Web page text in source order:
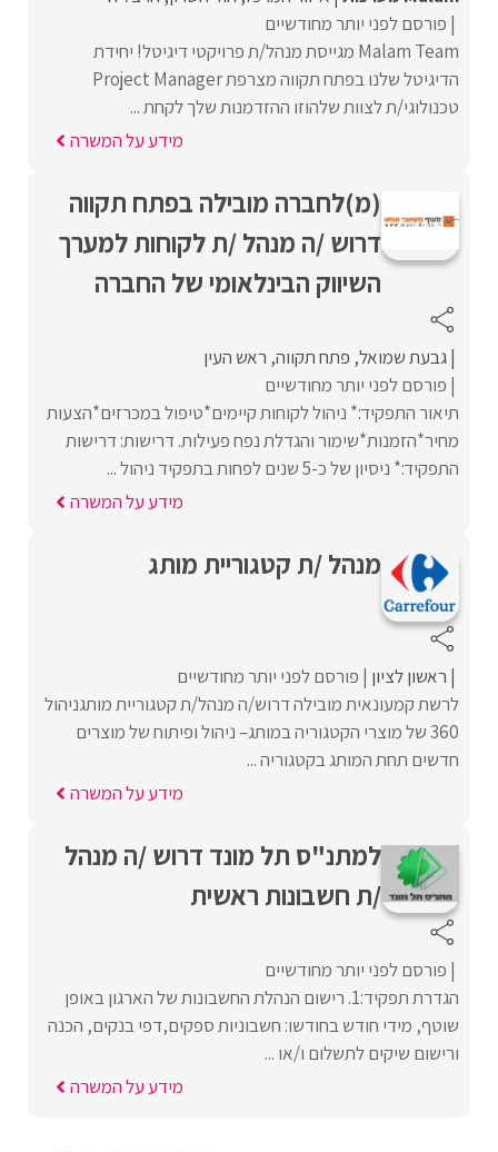
פורסם לפני יותר מחודשיים
Malam Team מגייסת מנהל/ת פרויקטי דיגיטל! יחידת
הדיגיטל שלנו בפתח תקווה מצרפת Project Manager
טכנולוגי/ת לצוות שלהוזו ההזדמנות שלך לקחת ...
מידע על המשרה
(מ)לחברה מובילה בפתח תקווה
דרוש /ה מנהל /ת לקוחות למערך
השיווק הבינלאומי של החברה
גבעת שמואל פתח תקווה ראש העין
פורסם לפני יותר מחודשיים
תיאור התפקיד:* ניהול לקוחות קיימים*טיפול במכרזים*הצעות
מחיר*הזמנות*שימור והגדלת נפח פעילות. דרישות: דרישות
התפקיד:* ניסיון של כ-5 שנים לפחות בתפקיד ניהול ...
מידע על המשרה
מנהל /ת קטגוריית מותג
ראשון לציון פורסם לפני יותר מחודשיים
לרשת קמעונאית מובילה דרוש/ה מנהל/ת קטגוריית מותגניהול
360 של מוצרי הקטגוריה במותג– ניהול ופיתוח של מוצרים
חדשים תחת המותג בקטגוריה ...
מידע על המשרה
למתנ"ס תל מונד דרוש /ה מנהל
/ת חשבונות ראשית
פורסם לפני יותר מחודשיים
הגדרת תפקיד:1. רישום הנהלת החשבונות של הארגון באופן
שוטף, מידי חודש בחודשו: חשבוניות ספקים,דפי בנקים, הכנה
ורישום שיקים לתשלום ו/או ...
מידע על המשרה